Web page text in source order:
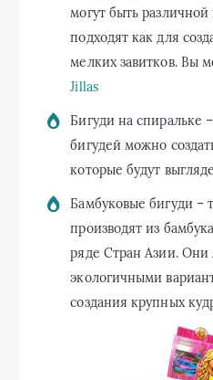
могут быть
подходят как для
мелких завитков. Вы
Jillas
Бигуди на спиральке
бигудей можно
которые будут
Бамбуковые бигуди –
производят из
ряде Стран Азии. Они
экологичными
создания крупных